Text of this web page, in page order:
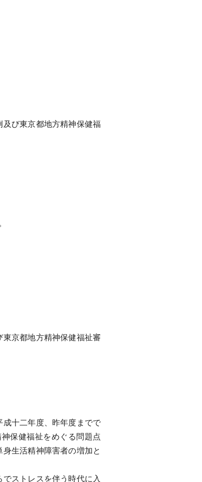
び東京都地方精神保健福
京都地方精神保健福祉審
十二年度、昨年度までで
保健福祉をめぐる問題点
生活精神障害者の増加と
ストレスを伴う時代に入